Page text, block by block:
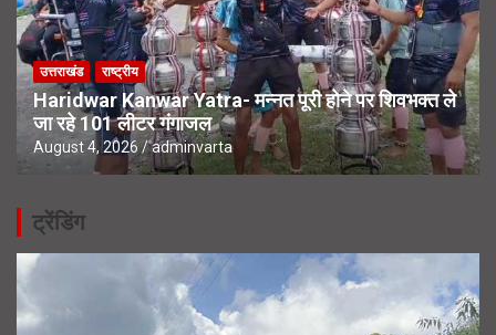
उत्तराखंड राष्ट्रीय
Haridwar Kanwar Yatra- मन्नत पूरी होने पर शिवभक्त ले
जा रहे 101 लीटर गंगाजल
August 4, 2026 adminvarta
ट्रेंडिंग